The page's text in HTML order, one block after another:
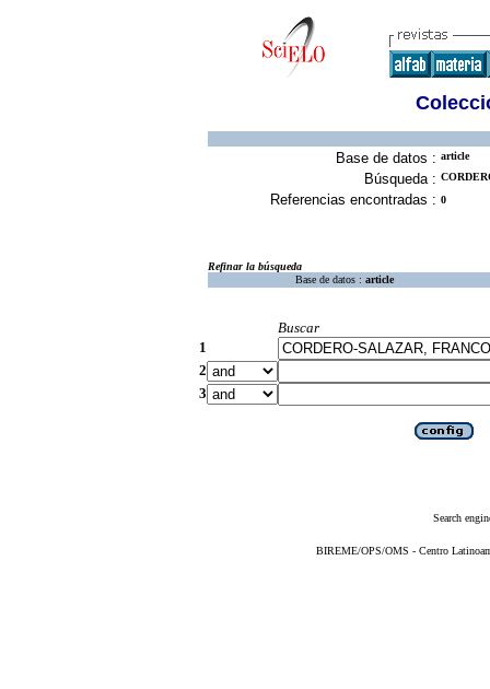
Base de datos : article
Búsqueda :
Referencias encontradas : 0
Refinar la búsqueda
Base de datos : article
Buscar
1
2
3
Search
BIREME/OPS/OMS - Centro